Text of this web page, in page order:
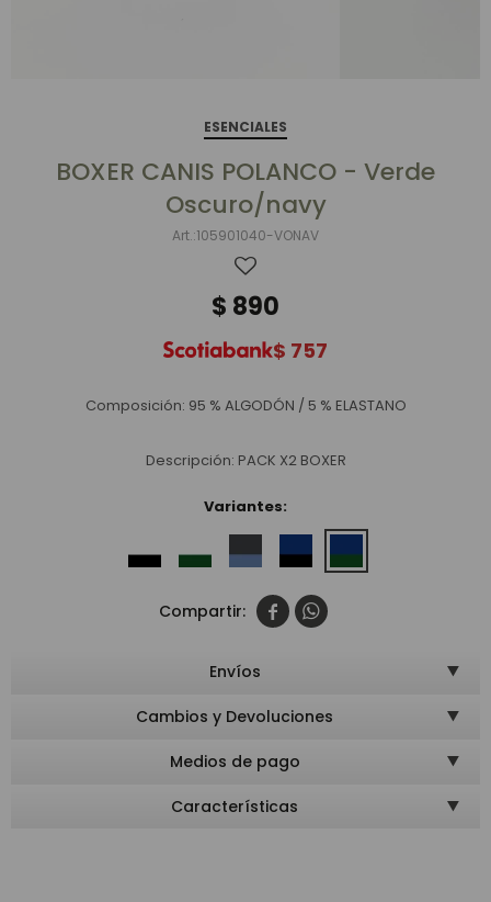
ESENCIALES
BOXER CANIS POLANCO - Verde
Oscuro/navy
105901040-VONAV
$ 890
$ 757
Composición: 95 % ALGODÓN / 5 % ELASTANO
Descripción: PACK X2 BOXER
Variantes:
 
Envíos
Cambios y Devoluciones
Medios de pago
Características